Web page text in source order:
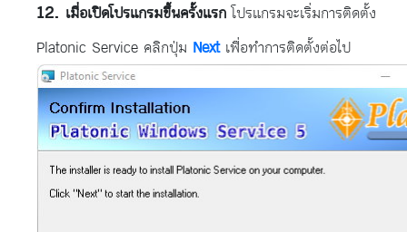
เมื่อเปิดโปรแกรมขึ้นครั้งแรกโปรแกรมจะเริ่มการติดตั้ง
Platonic Service คลิกปุ่ม Nextเพื่อทำการติดตั้งต่อไป